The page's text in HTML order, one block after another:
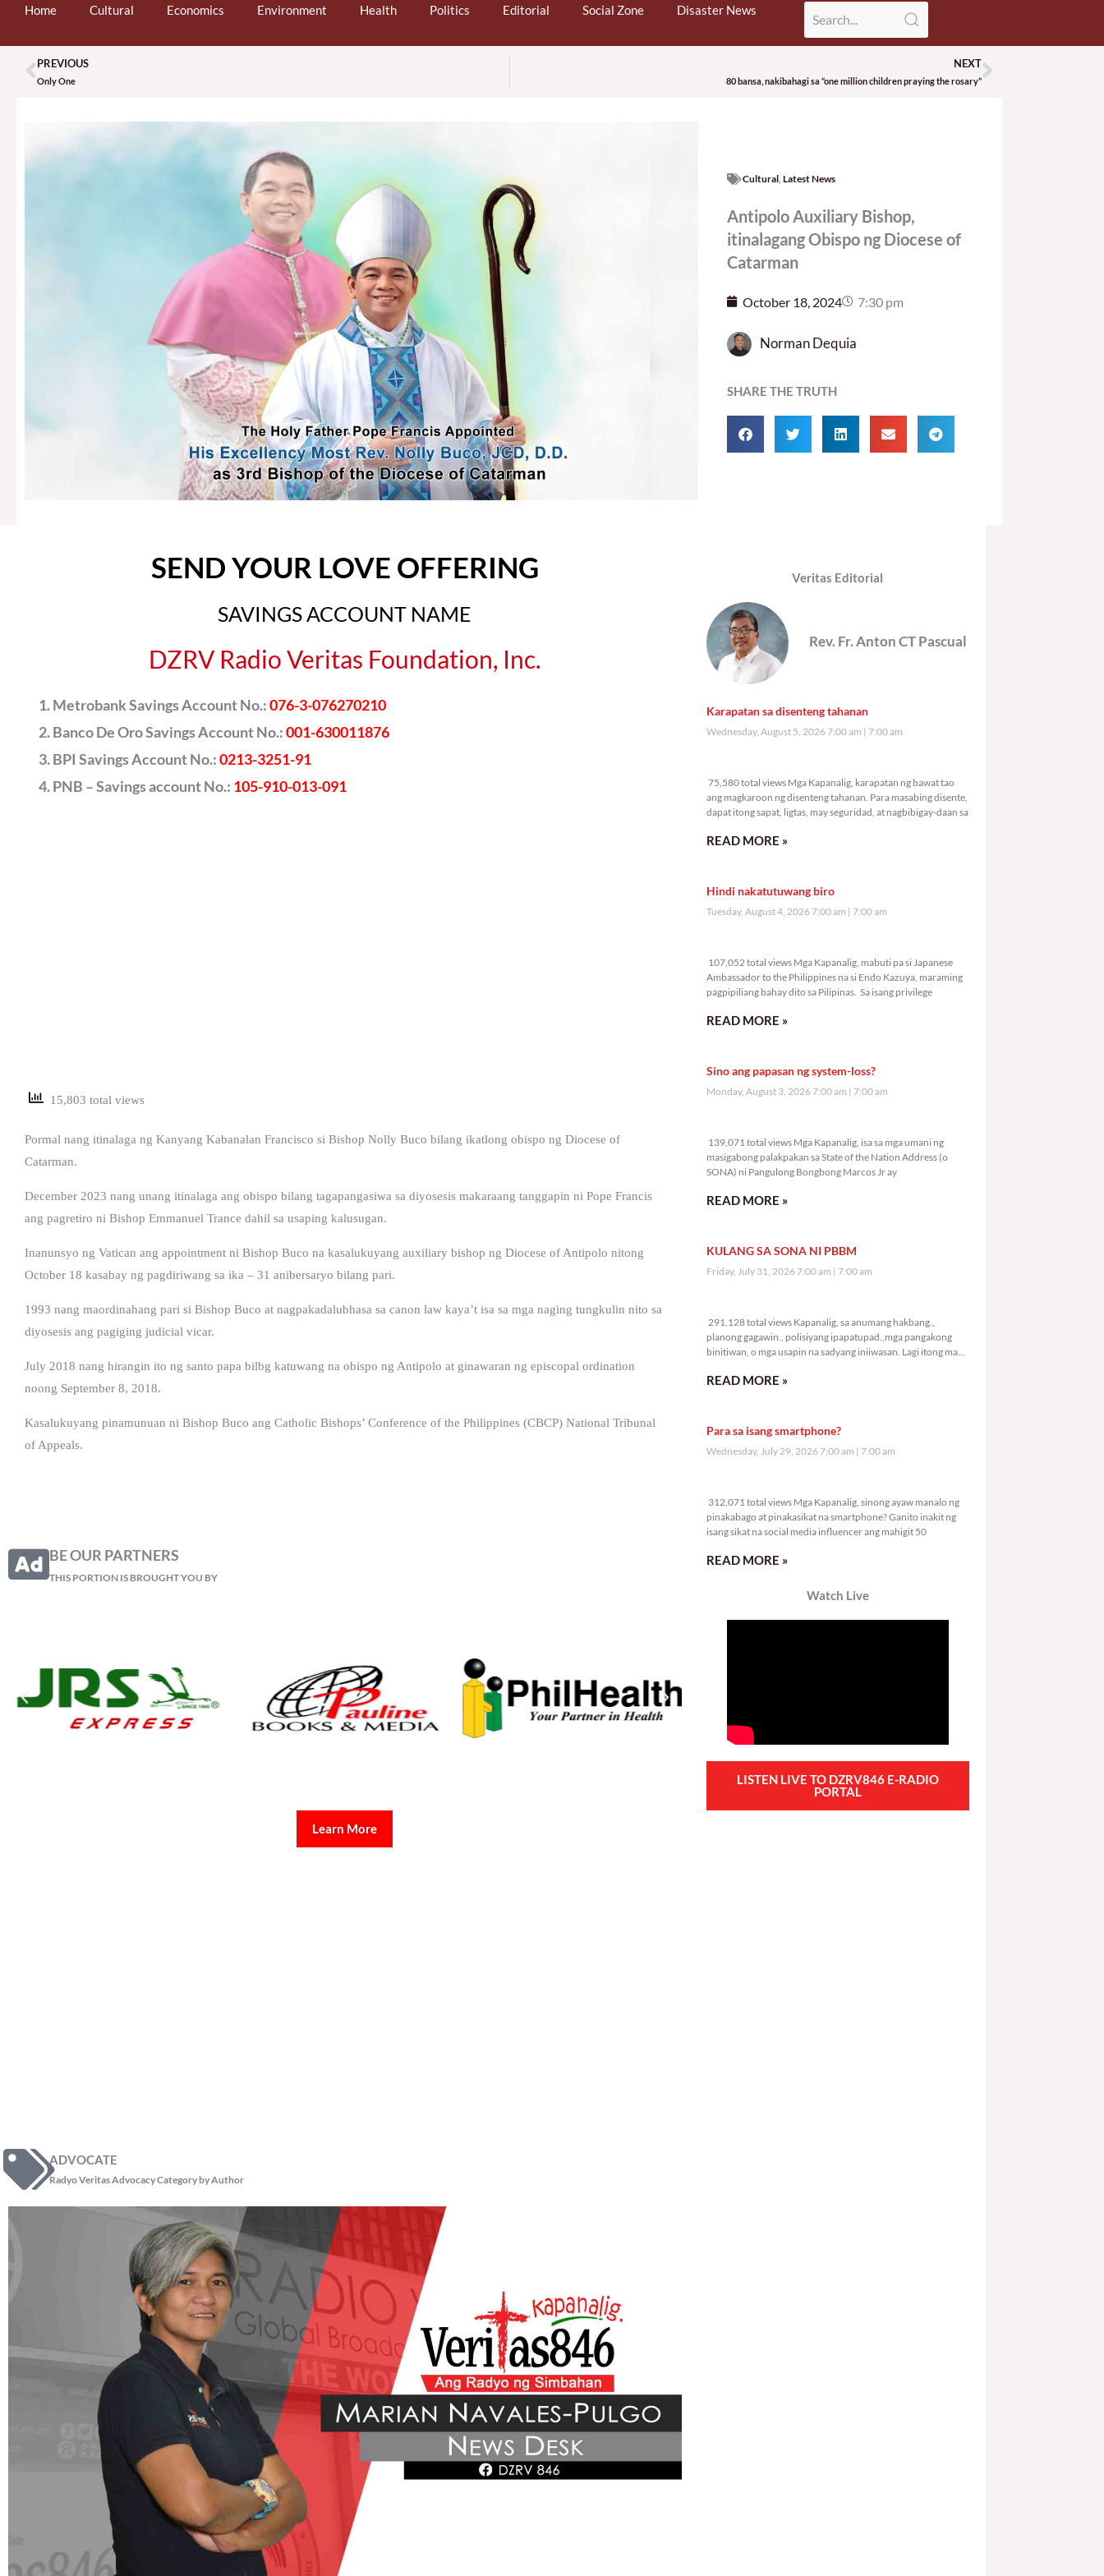
Home Cultural Economics Environment Health Politics Editorial Social Zone Disaster News
Prev
PREVIOUS
Only One
NEXT
80 bansa, nakibahagi sa “one million children praying the rosary”Next
Cultural, Latest News
Antipolo Auxiliary Bishop,
itinalagang Obispo ng Diocese of
Catarman
October 18, 2024 7:30 pm
Norman Dequia
SHARE THE TRUTH
SEND YOUR LOVE OFFERING
SAVINGS ACCOUNT NAME
DZRV Radio Veritas Foundation, Inc.
Metrobank Savings Account No.:076-3-076270210
Banco De Oro Savings Account No.:001-630011876
BPI Savings Account No.:0213-3251-91
PNB – Savings account No.: 105-910-013-091
15,803 total views
Pormal nang itinalaga ng Kanyang Kabanalan Francisco si Bishop Nolly Buco bilang ikatlong obispo ng Diocese of
Catarman.
December 2023 nang unang itinalaga ang obispo bilang tagapangasiwa sa diyosesis makaraang tanggapin ni Pope Francis
ang pagretiro ni Bishop Emmanuel Trance dahil sa usaping kalusugan.
Inanunsyo ng Vatican ang appointment ni Bishop Buco na kasalukuyang auxiliary bishop ng Diocese of Antipolo nitong
October 18 kasabay ng pagdiriwang sa ika – 31 anibersaryo bilang pari.
1993 nang maordinahang pari si Bishop Buco at nagpakadalubhasa sa canon law kaya’t isa sa mga naging tungkulin nito sa
diyosesis ang pagiging judicial vicar.
July 2018 nang hirangin ito ng santo papa bilbg katuwang na obispo ng Antipolo at ginawaran ng episcopal ordination
noong September 8, 2018.
Kasalukuyang pinamunuan ni Bishop Buco ang Catholic Bishops’ Conference of the Philippines (CBCP) National Tribunal
of Appeals.
BE OUR PARTNERS
THIS PORTION IS BROUGHT YOU BY
Learn More
ADVOCATE
Radyo Veritas Advocacy Category by Author
Veritas Editorial
Rev. Fr. Anton CT Pascual
Karapatan sa disenteng tahanan
Wednesday, August 5, 2026 7:00 am 7:00 am
75,580 total views Mga Kapanalig, karapatan ng bawat tao
ang magkaroon ng disenteng tahanan. Para masabing disente,
dapat itong sapat, ligtas, may seguridad, at nagbibigay-daan sa
READ MORE »
Hindi nakatutuwang biro
Tuesday, August 4, 2026 7:00 am 7:00 am
107,052 total views Mga Kapanalig, mabuti pa si Japanese
Ambassador to the Philippines na si Endo Kazuya, maraming
pagpipiliang bahay dito sa Pilipinas. Sa isang privilege
READ MORE »
Sino ang papasan ng system-loss?
Monday, August 3, 2026 7:00 am 7:00 am
139,071 total views Mga Kapanalig, isa sa mga umani ng
masigabong palakpakan sa State of the Nation Address (o
SONA) ni Pangulong Bongbong Marcos Jr ay
READ MORE »
KULANG SA SONA NI PBBM
Friday, July 31, 2026 7:00 am 7:00 am
291,128 total views Kapanalig, sa anumang hakbang.,
planong gagawin., polisiyang ipapatupad.,mga pangakong
binitiwan, o mga usapin na sadyang iniiwasan. Lagi itong may
READ MORE »
Para sa isang smartphone?
Wednesday, July 29, 2026 7:00 am 7:00 am
312,071 total views Mga Kapanalig, sinong ayaw manalo ng
pinakabago at pinakasikat na smartphone? Ganito inakit ng
isang sikat na social media influencer ang mahigit 50
READ MORE »
Watch Live
LISTEN LIVE TO DZRV846 E-RADIO
PORTAL